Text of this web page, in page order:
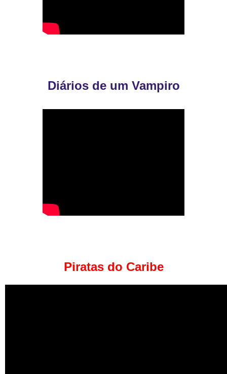
Diários de um Vampiro
Piratas do Caribe